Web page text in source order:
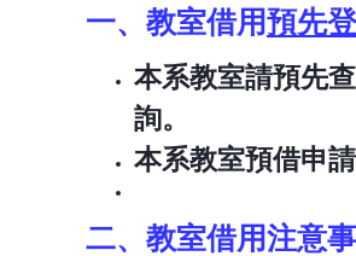
一、教室借用預先
本系教室請預先
詢。
本系教室預借申請
二、教室借用注意